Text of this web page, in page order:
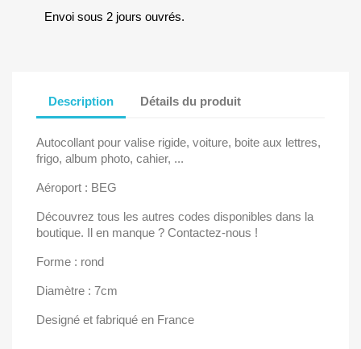
Envoi sous 2 jours ouvrés.
Description Détails du produit
Autocollant pour valise rigide, voiture, boite aux lettres,
frigo, album photo, cahier, ...
Aéroport : BEG
Découvrez tous les autres codes disponibles dans la
boutique. Il en manque ? Contactez-nous !
Forme : rond
Diamètre : 7cm
Designé et fabriqué en France